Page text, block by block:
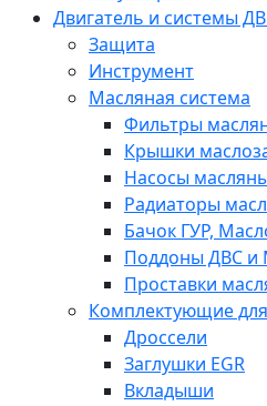
Двигатель и системы
Защита
Инструмент
Масляная система
Фильтры
Крышки
Насосы
Радиаторы
Бачок ГУР,
Поддоны ДВС
Проставки
Комплектующие
Дроссели
Заглушки EGR
Вкладыши